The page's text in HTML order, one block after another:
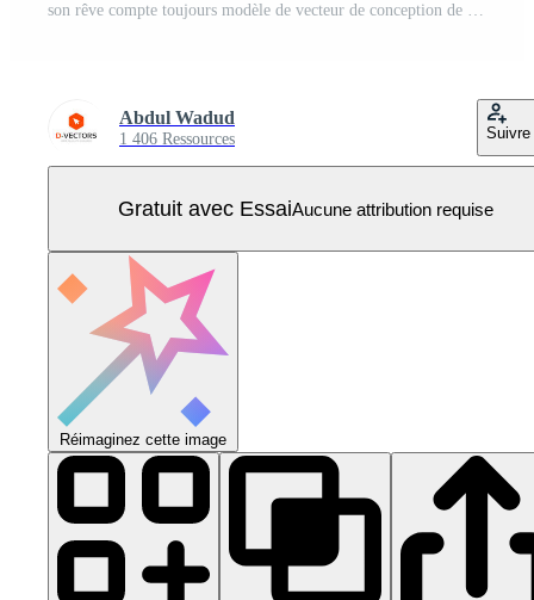
son rêve compte toujours modèle de vecteur de conception de t-shirt Vecteur Pro
Abdul Wadud
1 406 Ressources Suivre
Gratuit avec EssaiAucune attribution requise
Réimaginez cette image